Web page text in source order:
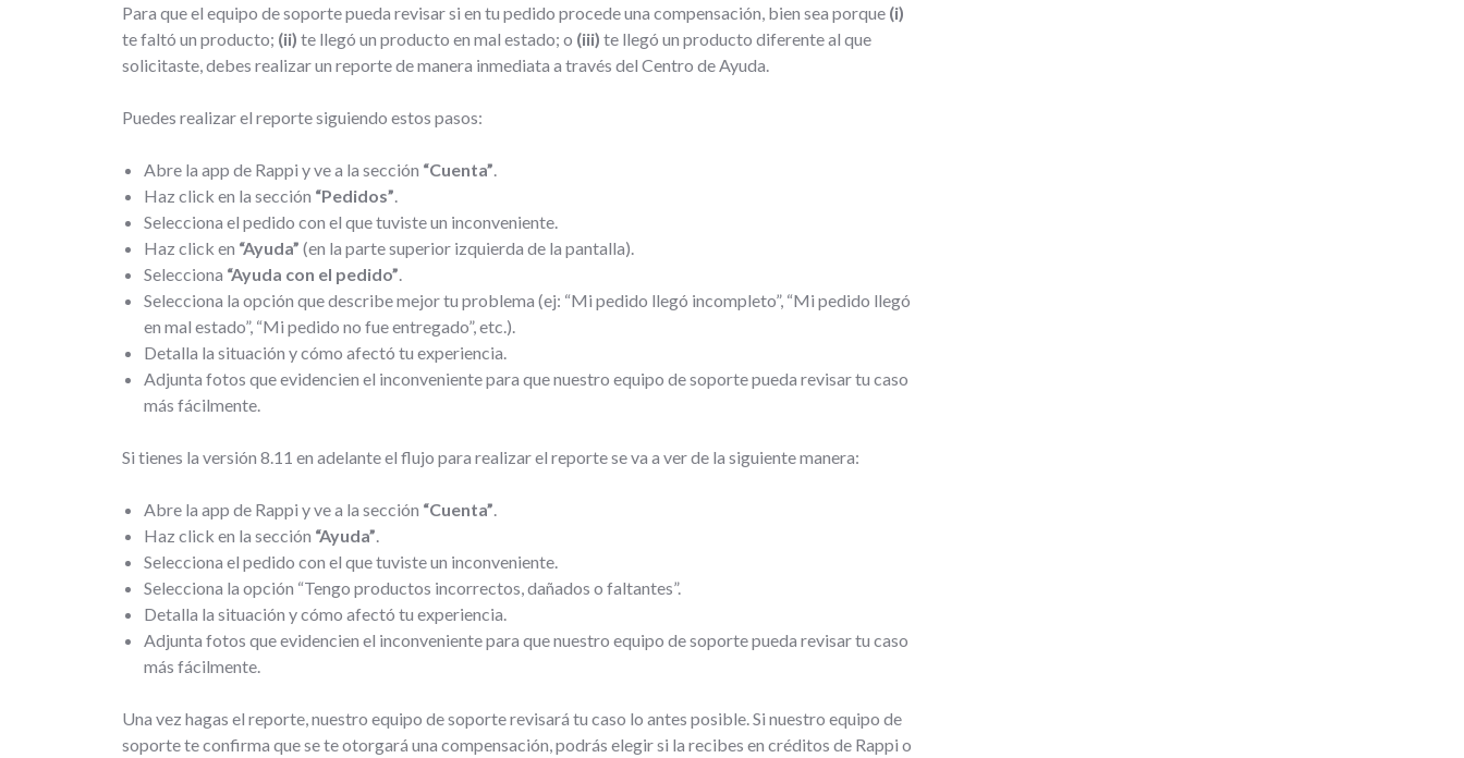
Para que el equipo de soporte pueda revisar si en tu pedido procede una compensación, bien sea porque (i)
te faltó un producto; (ii) te llegó un producto en mal estado; o (iii) te llegó un producto diferente al que
solicitaste, debes realizar un reporte de manera inmediata a través del Centro de Ayuda.
Puedes realizar el reporte siguiendo estos pasos:
Abre la app de Rappi y ve a la sección “Cuenta”
Haz click en la sección “Pedidos”
Selecciona el pedido con el que tuviste un inconveniente.
Haz click en “Ayuda” (en la parte superior izquierda de la pantalla).
Selecciona “Ayuda con el pedido”
Selecciona la opción que describe mejor tu problema (ej: “Mi pedido llegó incompleto”, “Mi pedido llegó
en mal estado”, “Mi pedido no fue entregado”, etc.).
Detalla la situación y cómo afectó tu experiencia.
Adjunta fotos que evidencien el inconveniente para que nuestro equipo de soporte pueda revisar tu caso
más fácilmente.
Si tienes la versión 8.11 en adelante el flujo para realizar el reporte se va a ver de la siguiente manera:
Abre la app de Rappi y ve a la sección “Cuenta”
Haz click en la sección “Ayuda”
Selecciona el pedido con el que tuviste un inconveniente.
Selecciona la opción “Tengo productos incorrectos, dañados o faltantes”.
Detalla la situación y cómo afectó tu experiencia.
Adjunta fotos que evidencien el inconveniente para que nuestro equipo de soporte pueda revisar tu caso
más fácilmente.
Una vez hagas el reporte, nuestro equipo de soporte revisará tu caso lo antes posible. Si nuestro equipo de
soporte te confirma que se te otorgará una compensación, podrás elegir si la recibes en créditos de Rappi o